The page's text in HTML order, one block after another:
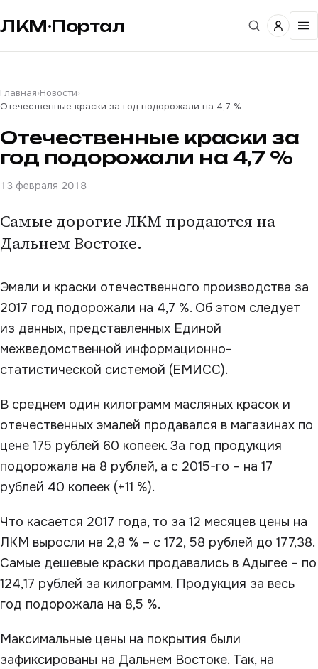
ЛКМ·Портал
Главная›Новости›
Отечественные краски за год подорожали на 4,7 %
Отечественные краски за
год подорожали на 4,7 %
13 февраля 2018
Самые дорогие ЛКМ продаются на
Дальнем Востоке.
Эмали и краски отечественного производства за
2017 год подорожали на 4,7 %. Об этом следует
из данных, представленных Единой
межведомственной информационно-
статистической системой (ЕМИСС).
В среднем один килограмм масляных красок и
отечественных эмалей продавался в магазинах по
цене 175 рублей 60 копеек. За год продукция
подорожала на 8 рублей, а с 2015-го – на 17
рублей 40 копеек (+11 %).
Что касается 2017 года, то за 12 месяцев цены на
ЛКМ выросли на 2,8 % – с 172, 58 рублей до 177,38.
Самые дешевые краски продавались в Адыгее – по
124,17 рублей за килограмм. Продукция за весь
год подорожала на 8,5 %.
Максимальные цены на покрытия были
зафиксированы на Дальнем Востоке. Так, на